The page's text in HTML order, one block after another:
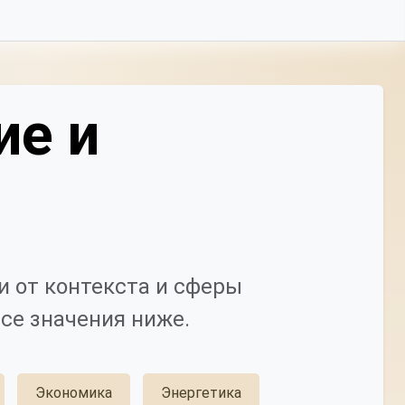
и
от контекста и сферы
значения ниже.
Экономика Энергетика